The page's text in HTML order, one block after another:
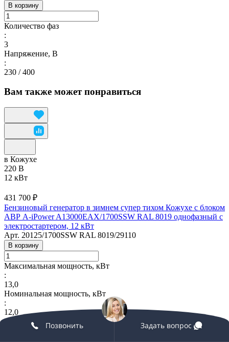
В корзину
Количество фаз
:
3
Напряжение, В
:
230 / 400
Вам также может понравиться
в Кожухе
220 В
12 кВт
431 700 ₽
Бензиновый генератор в зимнем супер тихом Кожухе с блоком
АВР A-iPower A13000EAX/1700SSW RAL 8019 однофазный с
электростартером, 12 кВт
Арт. 20125/1700SSW RAL 8019/29110
В корзину
Максимальная мощность, кВт
:
13,0
Номинальная мощность, кВт
:
12,0
Стартер
Электро/ATS
Позвонить Задать вопрос